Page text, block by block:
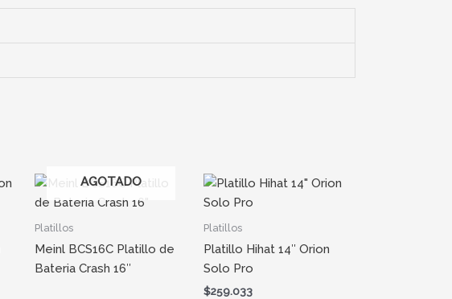
AGOTADO
Platillos
Meinl BCS16C Platillo de
Bateria Crash 16″
Platillos
Platillo Hihat 14″ Orion
Solo Pro
$259.033